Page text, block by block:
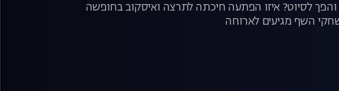
והפך לסיוט? איזו הפתעה חיכתה לתרצה ואיסקוב בחופשה
השף מגיעים לארוחה